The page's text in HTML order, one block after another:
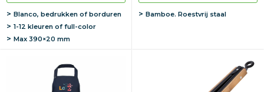
Blanco, bedrukken of borduren
1-12 kleuren of full-color
Max 390×20 mm
Bamboe. Roestvrij staal